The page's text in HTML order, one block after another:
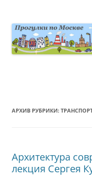
АРХИВ РУБРИКИ:
Архитектура
лекция Сергея